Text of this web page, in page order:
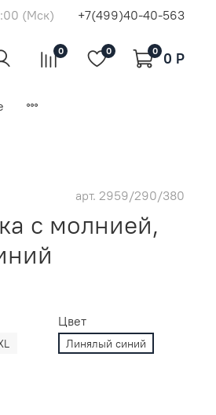
(Мск) +7(499)40-40-563
0 0 0 0 P
арт. 2959/290/380
с молнией,
Цвет
Линялый синий